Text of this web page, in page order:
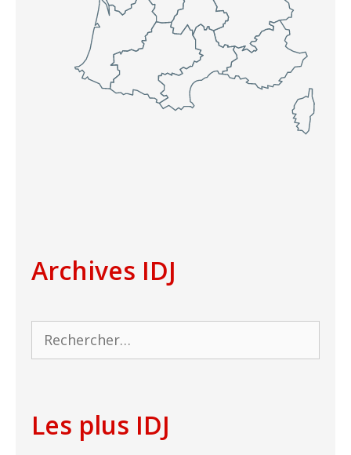
Archives IDJ
Rechercher :
Les plus IDJ